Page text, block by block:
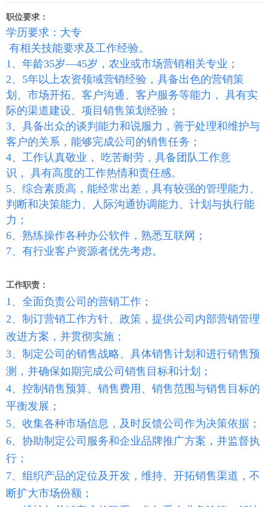
职位要求：
学历要求：大专
有相关技能要求及工作经验。
1、年龄35岁―45岁，农业或市场营销相关专业；
2、5年以上农资领域营销经验，具备出色的营销策
划、市场开拓、客户沟通、客户服务等能力， 具有实
际的渠道建设、项目销售策划经验；
3、具备出众的谈判能力和说服力，善于处理和维护与
客户的关系，能够完成公司的销售任务；
4、工作认真敬业， 吃苦耐劳，具备团队工作意
识， 具有高度的工作热情和责任感。
5、综合素质高，能经常出差，具有较强的管理能力、
判断和决策能力、人际沟通协调能力、计划 与执行能
力；
6、熟练操作各种办公软件，熟悉互联网；
7、有行业客户资源者优先考虑。
工作职责：
1、全面负责公司的营销工作；
2、制订营销工作方针、政策，提供公司内部营销管理
改进方案，并贯彻实施；
3、制定公司的销售战略、具体销售计划和进行销售预
测，并确保如期完成公司销售目标和计划；
4、控制销售预算、销售费用、销售范围与销售目标的
平衡发展；
5、收集各种市场信息，及时反馈公司作为决策依据；
6、协助制定公司服务和企业品牌推广方案，并监督执
行；
7、组织产品的定位及开发，维持、开拓销售渠道，不
断扩大市场份额；